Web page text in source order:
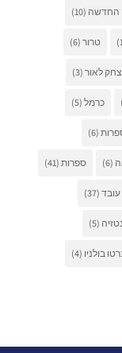
החדשה (10)
טרור(6)
לאור(3)
כרמל(5)
(6)
(6) ספרות(41)
(37)
(5)
בולניו (4)